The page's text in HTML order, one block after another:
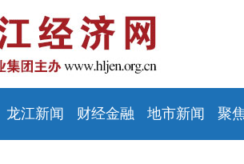
龙江新闻 财经金融 地市新闻 聚